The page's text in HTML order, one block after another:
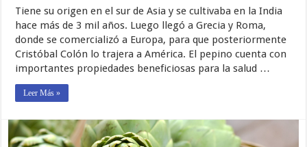
Tiene su origen en el sur de Asia y se cultivaba en la India
hace más de 3 mil años. Luego llegó a Grecia y Roma,
donde se comercializó a Europa, para que posteriormente
Cristóbal Colón lo trajera a América. El pepino cuenta con
importantes propiedades beneficiosas para la salud …
Leer Más »